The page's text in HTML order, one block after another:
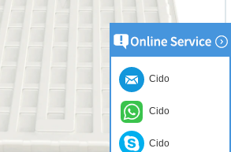
Cido
Cido
Cido